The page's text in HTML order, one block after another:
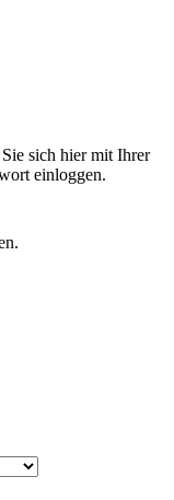
sich hier mit Ihrer
einloggen.